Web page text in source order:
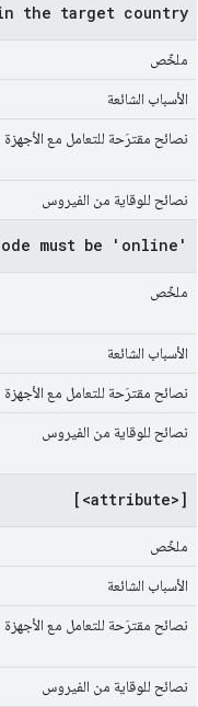
the target country
ملخّص
الأسباب الشائعة
نصائح مقترَحة للتعامل مع الأجهزة
نصائح للوقاية من الفيروس
must be 'online'
ملخّص
الأسباب الشائعة
نصائح مقترَحة للتعامل مع الأجهزة
نصائح للوقاية من الفيروس
[<attribute>]
ملخّص
الأسباب الشائعة
نصائح مقترَحة للتعامل مع الأجهزة
نصائح للوقاية من الفيروس